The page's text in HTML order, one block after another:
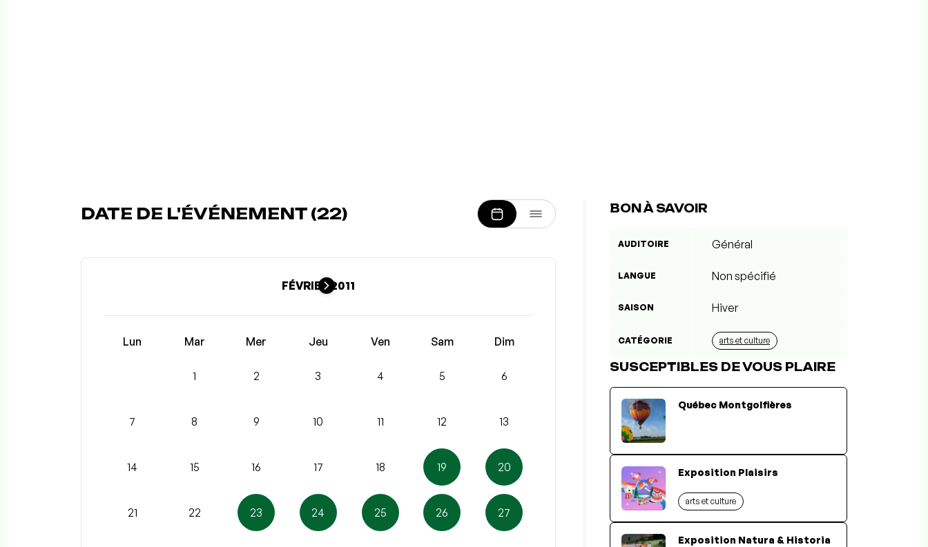
DATE DE L'ÉVÉNEMENT (22)
FÉVRIER 2011
Lun Mar Mer Jeu Ven Sam Dim
1 2 3 4 5 6
7 8 9 10 11 12 13
14 15 16 17 18 19 20
21 22 23 24 25 26 27
BON À SAVOIR
AUDITOIRE Général
LANGUE Non spécifié
SAISON Hiver
CATÉGORIE arts et culture
SUSCEPTIBLES DE VOUS PLAIRE
Québec Montgolfières
Exposition Plaisirs
arts et culture
Exposition Natura & Historia